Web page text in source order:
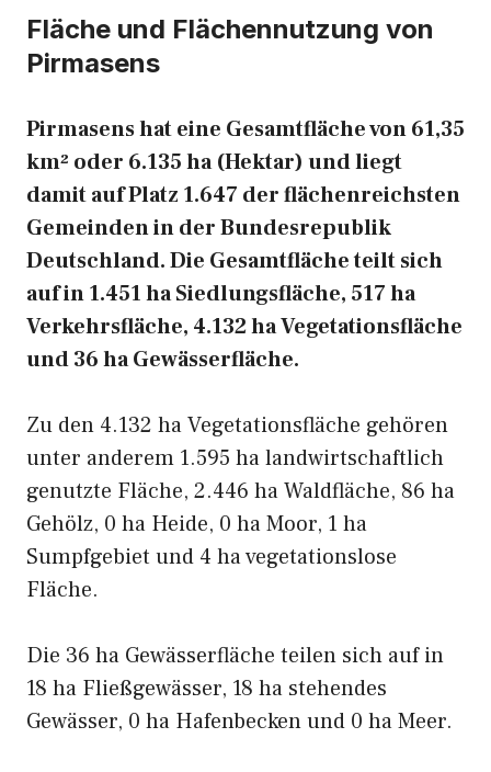
Fläche und Flächennutzung von
Pirmasens
Pirmasens hat eine Gesamtfläche von 61,35
km² oder 6.135 ha (Hektar) und liegt
damit auf Platz 1.647 der flächenreichsten
Gemeinden in der Bundesrepublik
Deutschland. Die Gesamtfläche teilt sich
auf in 1.451 ha Siedlungsfläche, 517 ha
Verkehrsfläche, 4.132 ha Vegetationsfläche
und 36 ha Gewässerfläche.
Zu den 4.132 ha Vegetationsfläche gehören
unter anderem 1.595 ha landwirtschaftlich
genutzte Fläche, 2.446 ha Waldfläche, 86 ha
Gehölz, 0 ha Heide, 0 ha Moor, 1 ha
Sumpfgebiet und 4 ha vegetationslose
Fläche.
Die 36 ha Gewässerfläche teilen sich auf in
18 ha Fließgewässer, 18 ha stehendes
Gewässer, 0 ha Hafenbecken und 0 ha Meer.